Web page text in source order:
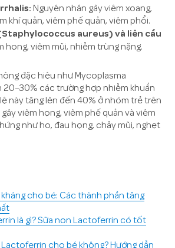
Nguyên nhân gây viêm xoang,
khí quản, viêm phế quản, viêm phổi.
aureus) và liên cầu
họng, viêm mũi, nhiễm trùng nặng.
đặc hiệu như Mycoplasma
các trường hợp nhiễm khuẩn
này tăng lên đến 40% ở nhóm trẻ trên
viêm họng, viêm phế quản và viêm
như ho, đau họng, chảy mũi, nghẹt
cho bé: Các thành phần tăng
là gì? Sữa non Lactoferrin có tốt
cho bé không? Hướng dẫn